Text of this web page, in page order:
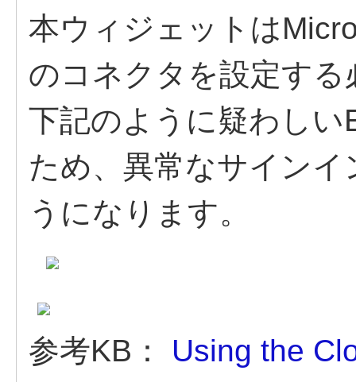
本ウィジェットは
のコネクタを設定す
下記のように疑わし
ため、異常なサイン
うになります。
参考KB： Using the